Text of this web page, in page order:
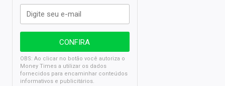
OBS: Ao clicar no botão você autoriza o
Money Times a utilizar os dados
fornecidos para encaminhar conteúdos
informativos e publicitários.